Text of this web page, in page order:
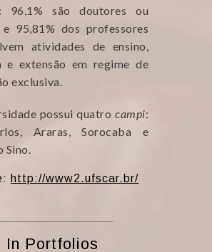
96,1% são doutores ou
e 95,81% dos professores
atividades de ensino,
e extensão em regime de
exclusiva.
possui quatro campi:
Araras, Sorocaba e
Sino.
http://www2.ufscar.br/
In Portfolios